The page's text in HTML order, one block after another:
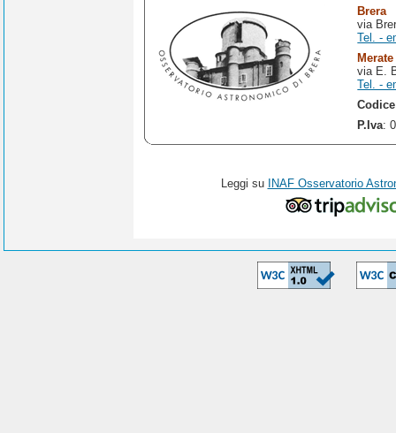
Brera
via
Tel. -
Merate
via E.
Tel. -
P.Iva:
Leggi su INAF Osservatorio